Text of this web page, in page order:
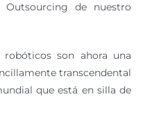
Outsourcing de nuestro
robóticos son ahora una
transcendental
que está en silla de